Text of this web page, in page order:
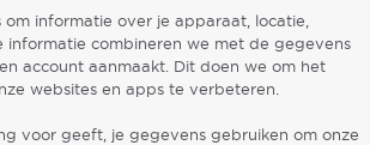
informatie over je apparaat, locatie,
combineren we met de gegevens
account aanmaakt. Dit doen we om het
websites en apps te verbeteren.
voor geeft, je gegevens gebruiken om onze